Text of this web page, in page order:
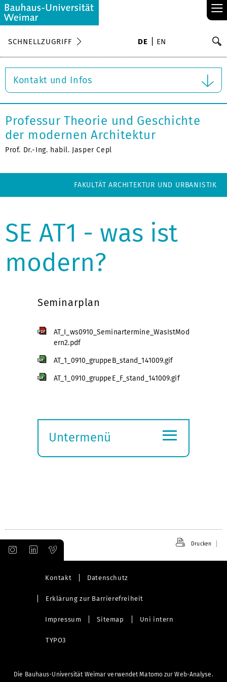
≡
SCHNELLZUGRIFF DE EN
Kontakt und Infos
Professur Theorie und Geschichte
der modernen Architektur
Prof. Dr.-Ing. habil. Jasper Cepl
FAKULTÄT ARCHITEKTUR UND URBANISTIK
SE AT1 - was ist
modern?
Seminarplan
AT_I_ws0910_Seminartermine_WasIstMod
ern2.pdf
AT_1_0910_gruppeB_stand_141009.gif
AT_1_0910_gruppeE_F_stand_141009.gif
Untermenü
≡
Drucken
Kontakt Datenschutz
Erklärung zur Barrierefreiheit
Impressum Sitemap Uni intern
TYPO3
Die Bauhaus-Universität Weimar verwendet Matomo zur Web-Analyse.